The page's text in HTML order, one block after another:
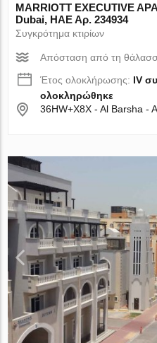
MARRIOTT EXECUTIVE
Dubai, ΗΑΕ Αρ. 234934
Συγκρότημα κτιρίων
Απόσταση από τη
Έτος ολοκλήρωσης: IV
ολοκληρώθηκε
36HW+X8X - Al Barsha -